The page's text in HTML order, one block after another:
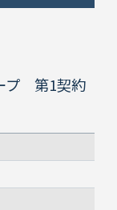
プ 第1契約